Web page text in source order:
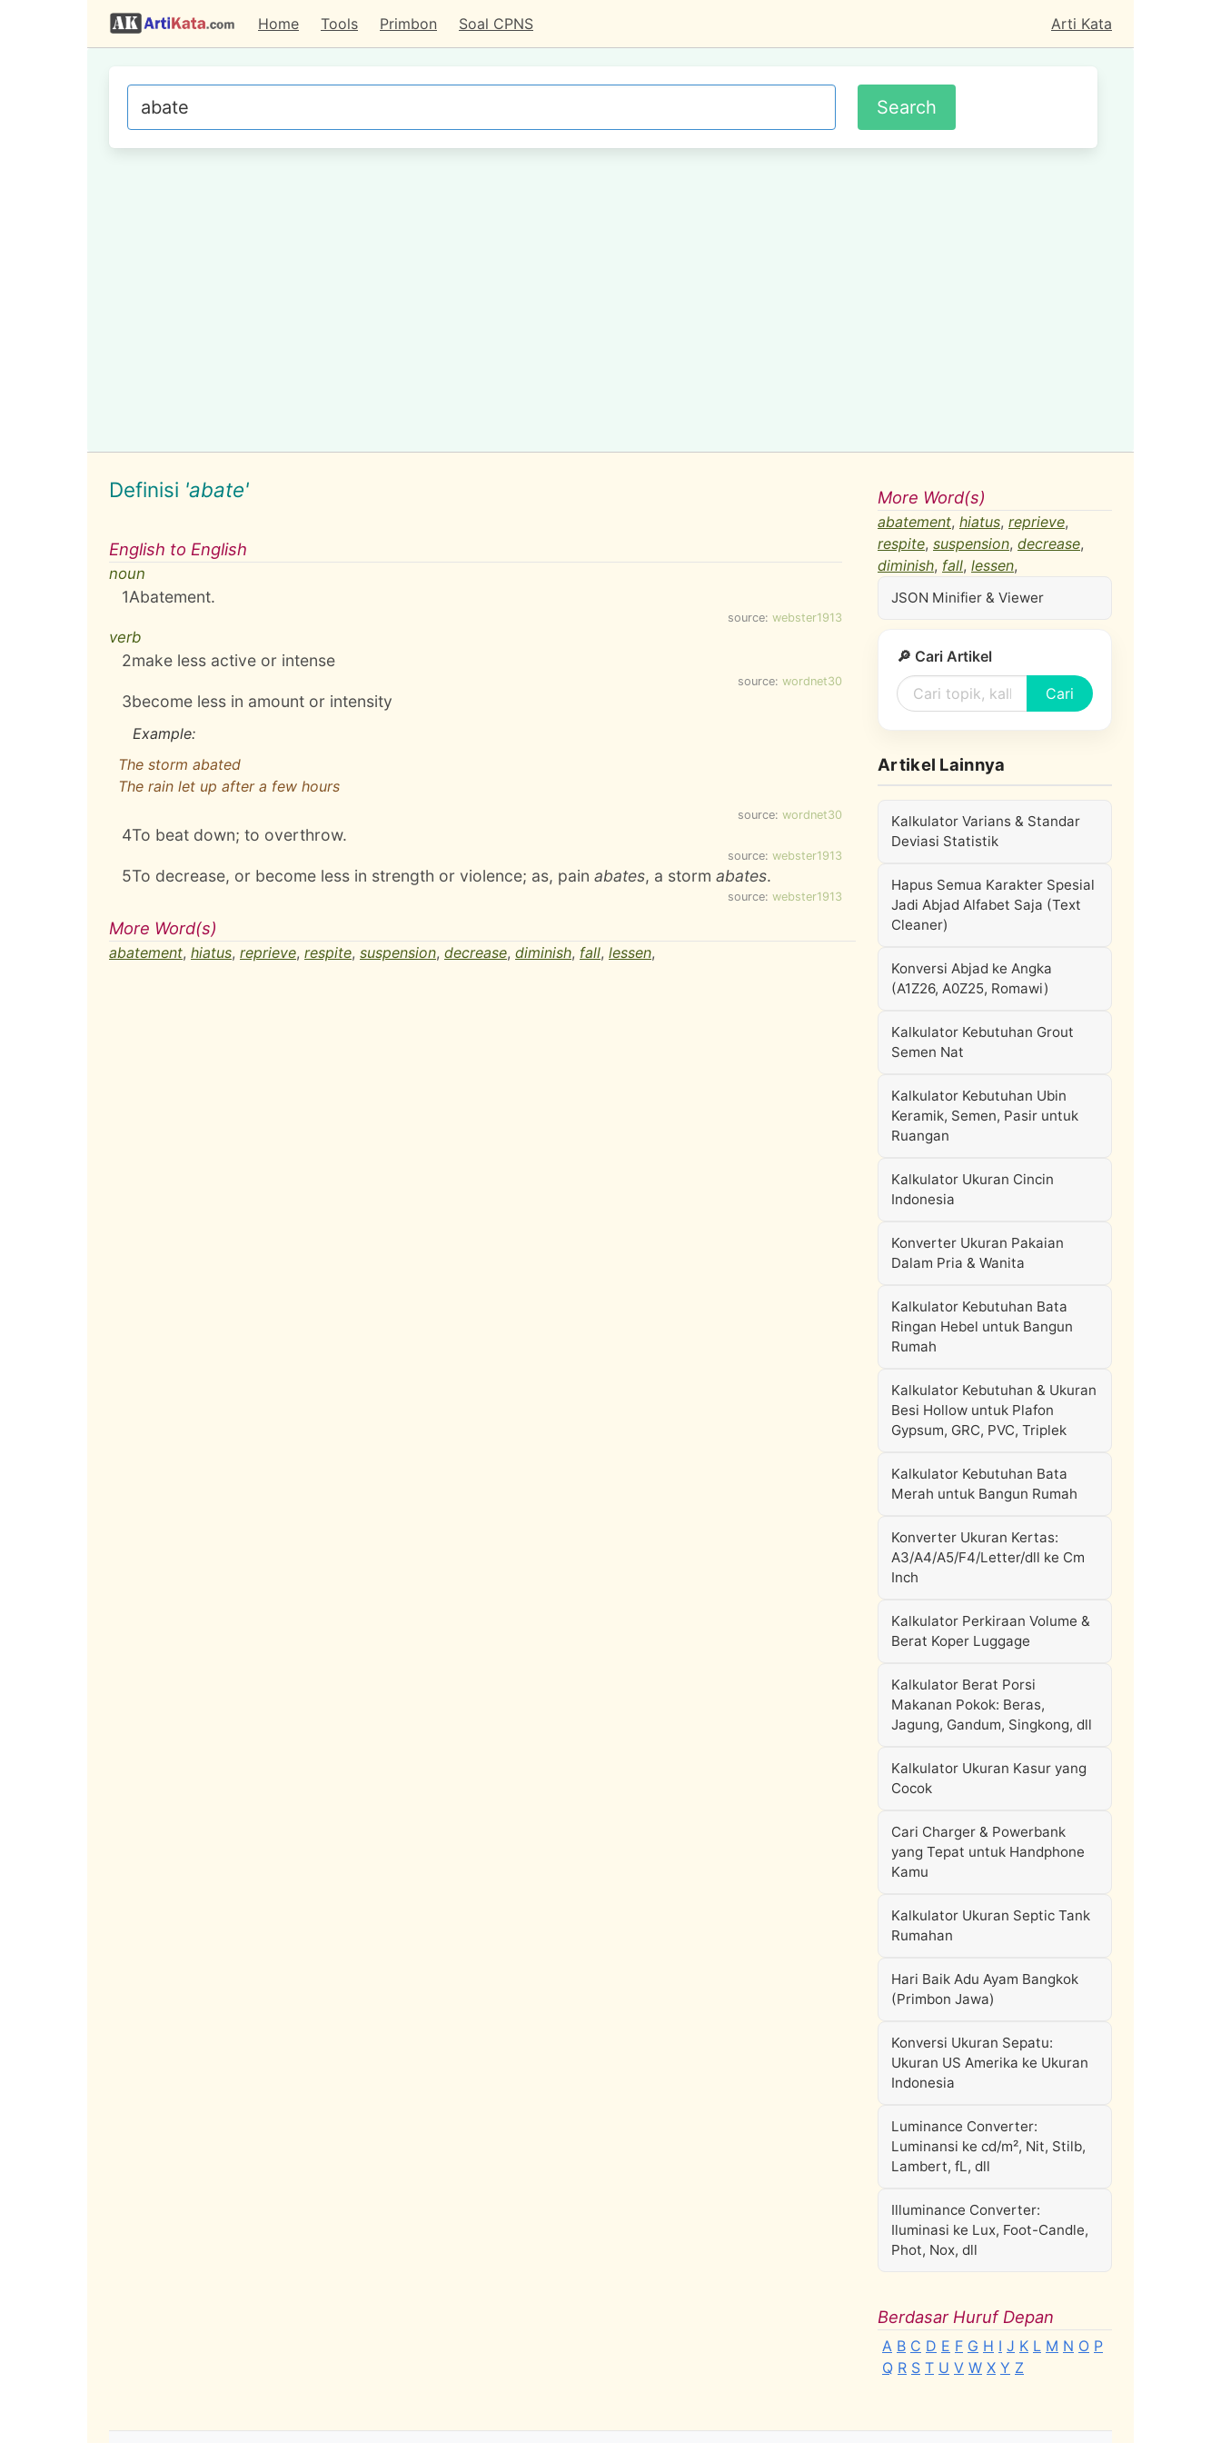
Home Tools Primbon Soal CPNS Arti Kata
Definisi 'abate'
English to English
noun
1Abatement.
source: webster1913
verb
2make less active or intense
source: wordnet30
3become less in amount or intensity
Example:
The storm abated
The rain let up after a few hours
source: wordnet30
4To beat down; to overthrow.
source: webster1913
5To decrease, or become less in strength or violence; as, painabates, a stormabates.
source: webster1913
More Word(s)
abatement, hiatus, reprieve, respite, suspension, decrease, diminish, fall, lessen,
More Word(s)
abatement, hiatus, reprieve,
respite, suspension, decrease,
diminish, fall, lessen,
JSON Minifier & Viewer
🔎 Cari Artikel
Cari
Artikel Lainnya
Kalkulator Varians & Standar
Deviasi Statistik
Hapus Semua Karakter Spesial
Jadi Abjad Alfabet Saja (Text
Cleaner)
Konversi Abjad ke Angka
(A1Z26, A0Z25, Romawi)
Kalkulator Kebutuhan Grout
Semen Nat
Kalkulator Kebutuhan Ubin
Keramik, Semen, Pasir untuk
Ruangan
Kalkulator Ukuran Cincin
Indonesia
Konverter Ukuran Pakaian
Dalam Pria & Wanita
Kalkulator Kebutuhan Bata
Ringan Hebel untuk Bangun
Rumah
Kalkulator Kebutuhan & Ukuran
Besi Hollow untuk Plafon
Gypsum, GRC, PVC, Triplek
Kalkulator Kebutuhan Bata
Merah untuk Bangun Rumah
Konverter Ukuran Kertas:
A3/A4/A5/F4/Letter/dll ke Cm
Inch
Kalkulator Perkiraan Volume &
Berat Koper Luggage
Kalkulator Berat Porsi
Makanan Pokok: Beras,
Jagung, Gandum, Singkong, dll
Kalkulator Ukuran Kasur yang
Cocok
Cari Charger & Powerbank
yang Tepat untuk Handphone
Kamu
Kalkulator Ukuran Septic Tank
Rumahan
Hari Baik Adu Ayam Bangkok
(Primbon Jawa)
Konversi Ukuran Sepatu:
Ukuran US Amerika ke Ukuran
Indonesia
Luminance Converter:
Luminansi ke cd/m², Nit, Stilb,
Lambert, fL, dll
Illuminance Converter:
Iluminasi ke Lux, Foot-Candle,
Phot, Nox, dll
Berdasar Huruf Depan
A B C D E F G H I J K L M N O P
Q R S T U V W X Y Z